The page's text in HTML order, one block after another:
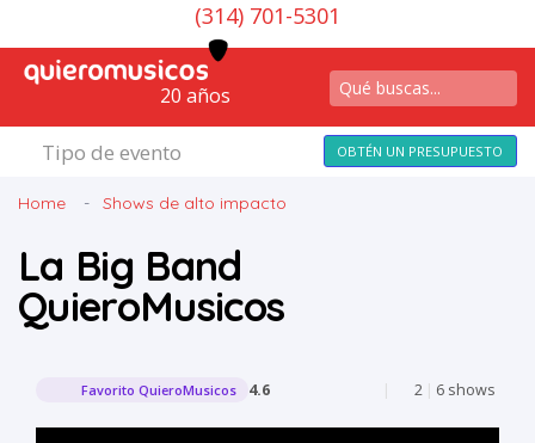
(314) 701-5301
20 años
Tipo de evento OBTÉN UN PRESUPUESTO
Home Shows de alto impacto
La Big Band
QuieroMusicos
Favorito QuieroMusicos 4.6 | 2 | 6 shows